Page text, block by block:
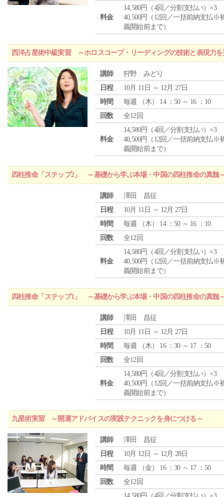
料金
14,580円（4回／分割支払い）×3
40,500円（12回／一括前納支払※
義開始前まで）
西洋占星術中級実習 ～ホロスコープ・リーディングの技術と表現力
講師
狩野 みどり
日程
10月 11日 ～ 12月 27日
時間
毎週 （木） 14 ：50 ～ 16 ：10
回数
全12回
料金
14,580円（4回／分割支払い）×3
40,500円（12回／一括前納支払※
義開始前まで）
四柱推命「ステップ2」 ～基礎から学ぶ本場・中国の四柱推命の真髄
講師
澤田 昌征
日程
10月 11日 ～ 12月 27日
時間
毎週 （木） 14 ：50 ～ 16 ：10
回数
全12回
料金
14,580円（4回／分割支払い）×3
40,500円（12回／一括前納支払※
義開始前まで）
四柱推命「ステップ1」 ～基礎から学ぶ本場・中国の四柱推命の真髄
講師
澤田 昌征
日程
10月 11日 ～ 12月 27日
時間
毎週 （木） 16 ：30 ～ 17 ：50
回数
全12回
料金
14,580円（4回／分割支払い）×3
40,500円（12回／一括前納支払※
義開始前まで）
九星術実習 ～開運アドバイスの実践テクニックを身につける～
講師
澤田 昌征
日程
10月 12日 ～ 12月 28日
時間
毎週 （金） 16 ：30 ～ 17 ：50
回数
全12回